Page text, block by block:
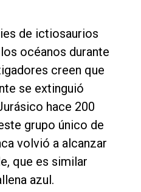
de ictiosaurios
océanos durante
creen que
se extinguió
hace 200
grupo único de
volvió a alcanzar
que es similar
azul.